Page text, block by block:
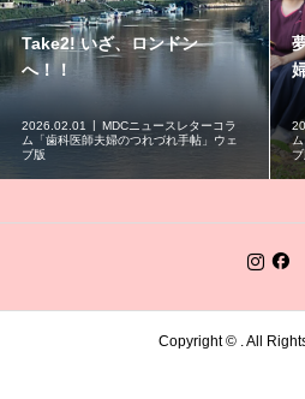
ざ、ロンドン
MDCニュースレターコラ
夫婦のつれづれ手帖」ウェ
夢を引き継
婦のつれ
2026.01.13
ム「歯科医師夫
Copyright © . All